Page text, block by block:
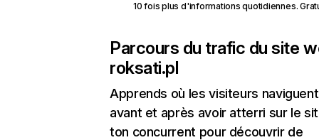
10 fois plus d'informations quotidiennes.
Parcours du trafic du site
roksati.pl
Apprends où les visiteurs naviguent
avant et après avoir atterri sur le
ton concurrent pour découvrir de